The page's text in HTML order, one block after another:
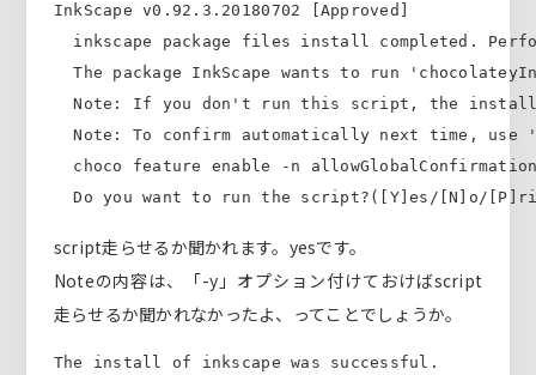
InkScape v0.92.3.20180702 [Approved]
inkscape package files install completed.
The package InkScape wants to run
Note: If you don't run this script, the
Note: To confirm automatically next time, use
choco feature enable -n
Do you want to run the script?([Y]es/[N]o/
script走らせるか聞かれます。yesです。
Noteの内容は、「-y」オプション付けておけばscript
走らせるか聞かれなかったよ、ってことでしょうか。
The install of inkscape was successful.